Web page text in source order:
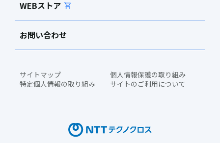
WEBストア
お問い合わせ
サイトマップ
個人情報保護の取り組み
特定個人情報の取り組み
サイトのご利用について